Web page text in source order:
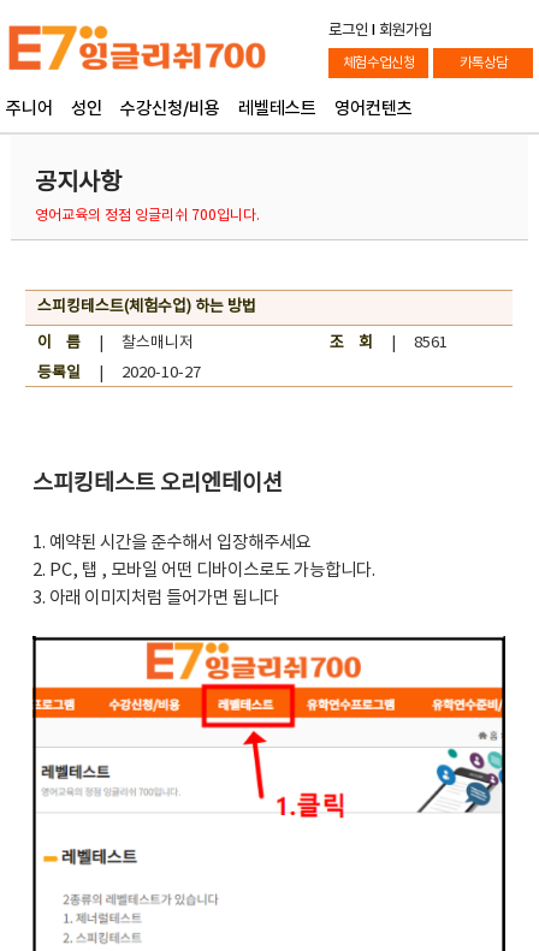
로그인 l 회원가입
체험수업신청 카톡상담
주니어 성인 수강신청/비용 레벨테스트 영어컨텐츠
공지사항
영어교육의 정점 잉글리쉬 700입니다.
스피킹테스트(체험수업) 하는 방법
이 름| 찰스매니저 조 회
| 8561
등록일| 2020-10-27
스피킹테스트 오리엔테이션
1. 예약된 시간을 준수해서 입장해주세요
2. PC, 탭 , 모바일 어떤 디바이스로도 가능합니다.
3. 아래 이미지처럼 들어가면 됩니다